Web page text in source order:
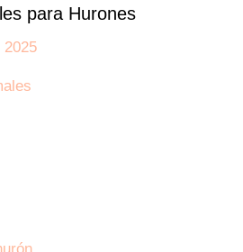
para Hurones
2025